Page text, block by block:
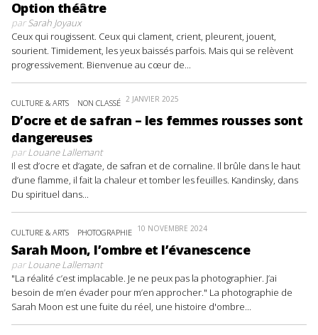
Option théâtre
parSarah Joyaux
Ceux qui rougissent. Ceux qui clament, crient, pleurent, jouent,
sourient. Timidement, les yeux baissés parfois. Mais qui se relèvent
progressivement. Bienvenue au cœur de...
CULTURE & ARTS NON CLASSÉ 2 JANVIER 2025
D’ocre et de safran – les femmes rousses sont
dangereuses
parLouane Lallemant
Il est d’ocre et d’agate, de safran et de cornaline. Il brûle dans le haut
d’une flamme, il fait la chaleur et tomber les feuilles. Kandinsky, dans
Du spirituel dans...
CULTURE & ARTS PHOTOGRAPHIE 10 NOVEMBRE 2024
Sarah Moon, l’ombre et l’évanescence
parLouane Lallemant
"La réalité c’est implacable. Je ne peux pas la photographier. J’ai
besoin de m’en évader pour m’en approcher." La photographie de
Sarah Moon est une fuite du réel, une histoire d'ombre...